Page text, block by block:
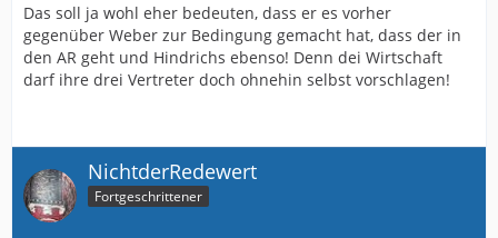
Das soll ja wohl eher bedeuten, dass er es vorher
gegenüber Weber zur Bedingung gemacht hat, dass der in
den AR geht und Hindrichs ebenso! Denn dei Wirtschaft
darf ihre drei Vertreter doch ohnehin selbst vorschlagen!
NichtderRedewert
Fortgeschrittener